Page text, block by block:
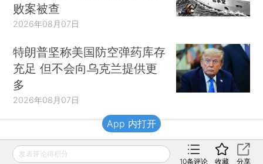
败案被查
2026年08月07日
特朗普坚称美国防空弹药库存
充足 但不会向乌克兰提供更
多
2026年08月07日
财新移动
发表评论得积分
10条评论 收藏 分享
App 内打开